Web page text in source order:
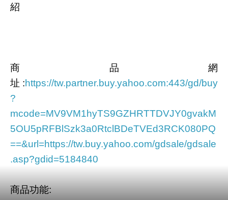
紹
商品網
址 :https://tw.partner.buy.yahoo.com:443/gd/buy
?
mcode=MV9VM1hyTS9GZHRTTDVJY0gvakM
5OU5pRFBlSzk3a0RtclBDeTVEd3RCK080PQ
==&url=https://tw.buy.yahoo.com/gdsale/gdsale
.asp?gdid=5184840
商品功能: